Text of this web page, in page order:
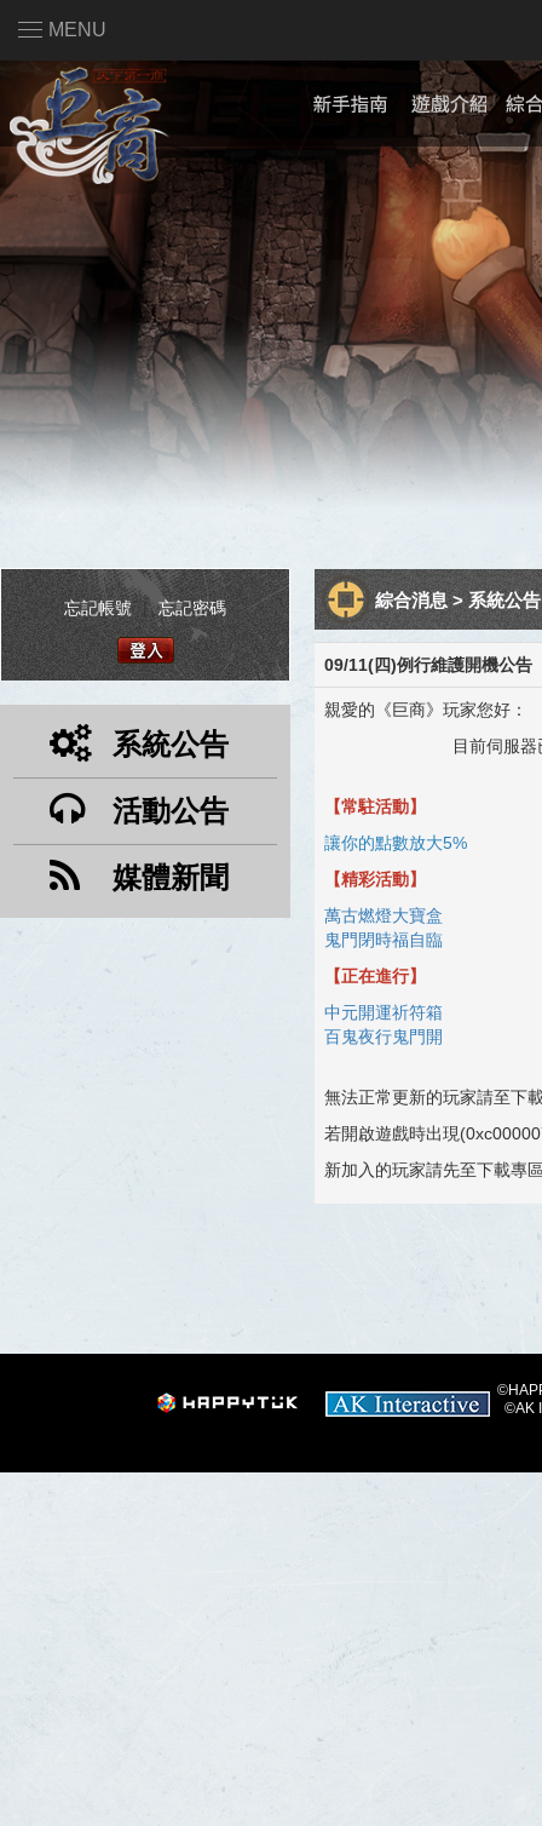
MENU
註冊會員
忘記帳號 | 忘記密碼
系統公告
活動公告
媒體新聞
綜合消息 > 系統公
09/11(四)例行維護開機公告
親愛的《巨商》玩家您好：
目前伺服
【常駐活動】
讓你的點數放大5%
【精彩活動】
萬古燃燈大寶盒
鬼門閉時福自臨
【正在進行】
中元開運祈符箱
百鬼夜行鬼門開
無法正常更新的玩家請至下
若開啟遊戲時出現
新加入的玩家請先至下載專
©AK